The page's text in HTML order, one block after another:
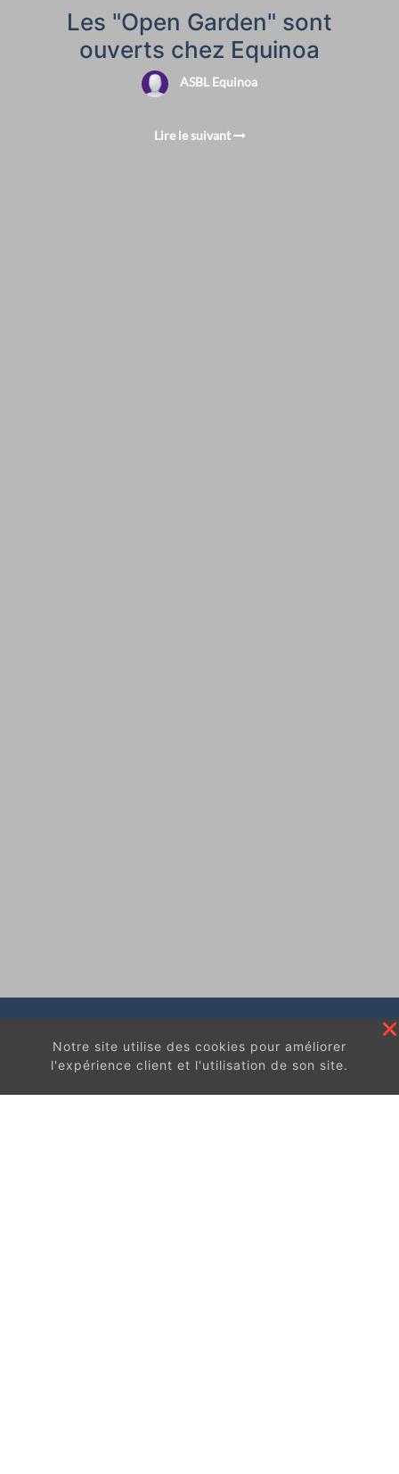
Les "Open Garden" sont
ouverts chez Equinoa
ASBL Equinoa
Lire le suivant
Notre site utilise des cookies pour améliorer
l'expérience client et l'utilisation de son site.